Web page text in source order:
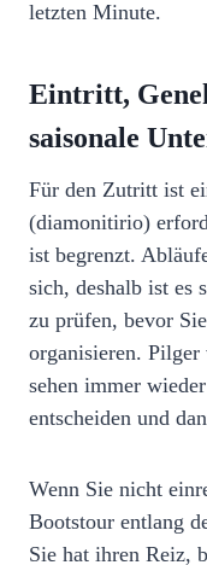
letzten Minute.
Eintritt,
saisonale
Für den Zutritt ist
(diamonitirio)
ist begrenzt.
sich, deshalb ist
zu prüfen, bevor
organisieren. Pilger
sehen immer
entscheiden und
Wenn Sie nicht
Bootstour entlang
Sie hat ihren Reiz,